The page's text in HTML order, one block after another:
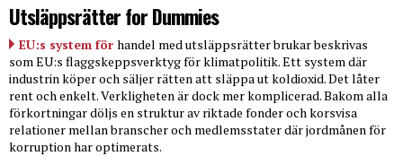
Utsläppsrätter for Dummies
EU:s system för handel med utsläppsrätter brukar beskrivas
som EU:s flaggskeppsverktyg för klimatpolitik. Ett system där
industrin köper och säljer rätten att släppa ut koldioxid. Det låter
rent och enkelt. Verkligheten är dock mer komplicerad. Bakom alla
förkortningar döljs en struktur av riktade fonder och korsvisa
relationer mellan branscher och medlemsstater där jordmånen för
korruption har optimerats.